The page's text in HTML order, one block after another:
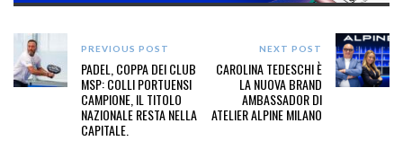
PREVIOUS POST
PADEL, COPPA DEI CLUB
MSP: COLLI PORTUENSI
CAMPIONE, IL TITOLO
NAZIONALE RESTA NELLA
CAPITALE.
NEXT POST
CAROLINA TEDESCHI È
LA NUOVA BRAND
AMBASSADOR DI
ATELIER ALPINE MILANO